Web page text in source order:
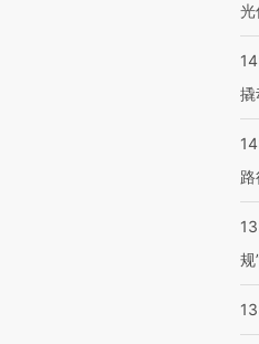
光
撬
路
规